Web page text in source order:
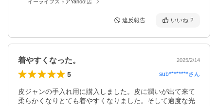
イーライフストアYahoo!店
違反報告 いいね 2
着やすくなった。 2025/2/14
5 sub********さん
皮ジャンの手入れ用に購入しました。皮に潤いが出て来て
柔らかくなりとても着やすくなりました。そして適度な光